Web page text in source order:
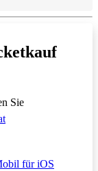
Sie
Öffnet in einem
für iOS